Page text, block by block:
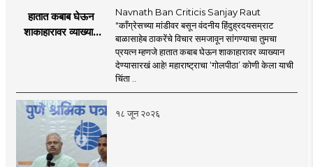
हातात कबाब घेऊन
शाकाहारावर व्याख्यान
Navnath Ban Criticis Sanjay Raut
"काँग्रेसच्या मांडीवर बसून वंदनीय हिंदुह्रदयसम्राट
बाळासाहेब ठाकरेंचे विचार समजावून सांगण्याचा तुमचा
प्रयत्न म्हणजे हातात कबाब घेऊन शाकाहारावर व्याख्यान
देण्यासारखं आहे! महाराष्ट्राचा ‘गोलपीठा’ कोणी केला याची
चिंता ..
१८ जून २०२६